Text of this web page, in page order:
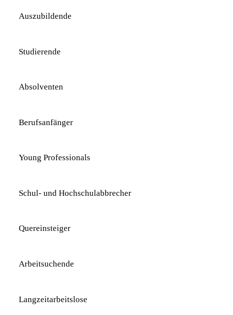
Auszubildende
Studierende
Absolventen
Berufsanfänger
Young Professionals
Schul- und Hochschulabbrecher
Quereinsteiger
Arbeitsuchende
Langzeitarbeitslose